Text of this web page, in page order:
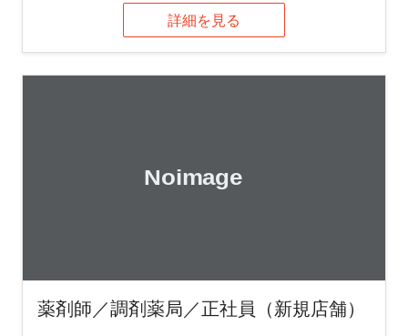
詳細を見る
薬剤師／調剤薬局／正社員（新規店舗）